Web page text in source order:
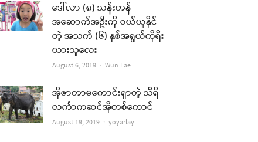
ဒေါ်လာ (၈) သန်းတန်
အဆောက်အဦးကို ဝယ်ယူနိုင်
တဲ့ အသက် (၆) နှစ်အရွယ်ကိုရီး
ယားသူလေး
August 6, 2019 Author
Wun Lae
အိုဇာတာမကောင်းရှာတဲ့ သီရိ
လင်္ကာကဆင်အိုတစ်ကောင်
August 19, 2019 Author
yoyarlay